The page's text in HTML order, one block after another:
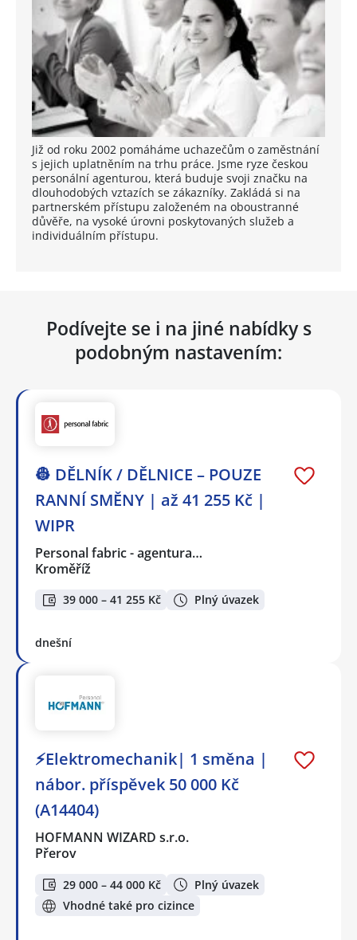
Již od roku 2002 pomáháme uchazečům o zaměstnání
s jejich uplatněním na trhu práce. Jsme ryze českou
personální agenturou, která buduje svoji značku na
dlouhodobých vztazích se zákazníky. Zakládá si na
partnerském přístupu založeném na oboustranné
důvěře, na vysoké úrovni poskytovaných služeb a
individuálním přístupu.
Podívejte se i na jiné nabídky s
podobným nastavením:
👷 DĚLNÍK / DĚLNICE – POUZE
RANNÍ SMĚNY | až 41 255 Kč |
WIPR
Personal fabric - agentura…
Kroměříž
39 000 – 41 255 Kč Plný úvazek
dnešní
⚡Elektromechanik| 1 směna |
nábor. příspěvek 50 000 Kč
(A14404)
HOFMANN WIZARD s.r.o.
Přerov
29 000 – 44 000 Kč
Plný úvazek
Vhodné také pro cizince